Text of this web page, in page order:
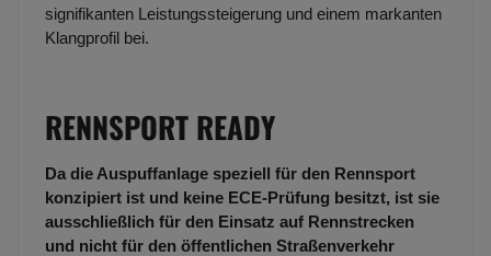
signifikanten Leistungssteigerung und einem markanten
Klangprofil bei.
RENNSPORT READY
Da die Auspuffanlage speziell für den Rennsport
konzipiert ist und keine ECE-Prüfung besitzt, ist sie
ausschließlich für den Einsatz auf Rennstrecken
und nicht für den öffentlichen Straßenverkehr